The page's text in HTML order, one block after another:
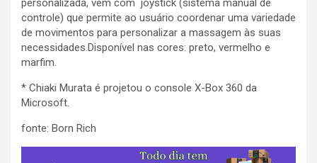
personalizada, vem com joystick (sistema manual de
controle) que permite ao usuário coordenar uma variedade
de movimentos para personalizar a massagem às suas
necessidades.Disponível nas cores: preto, vermelho e
marfim.
* Chiaki Murata é projetou o console X-Box 360 da
Microsoft.
fonte: Born Rich